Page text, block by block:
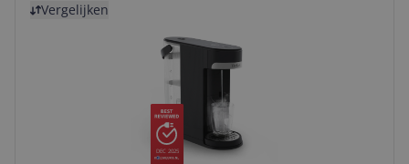
Vergelijken
DEC 2025